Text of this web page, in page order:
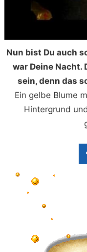
Nun bist Du auch
war Deine Nacht.
sein, denn das
Ein gelbe Blume
Hintergrund